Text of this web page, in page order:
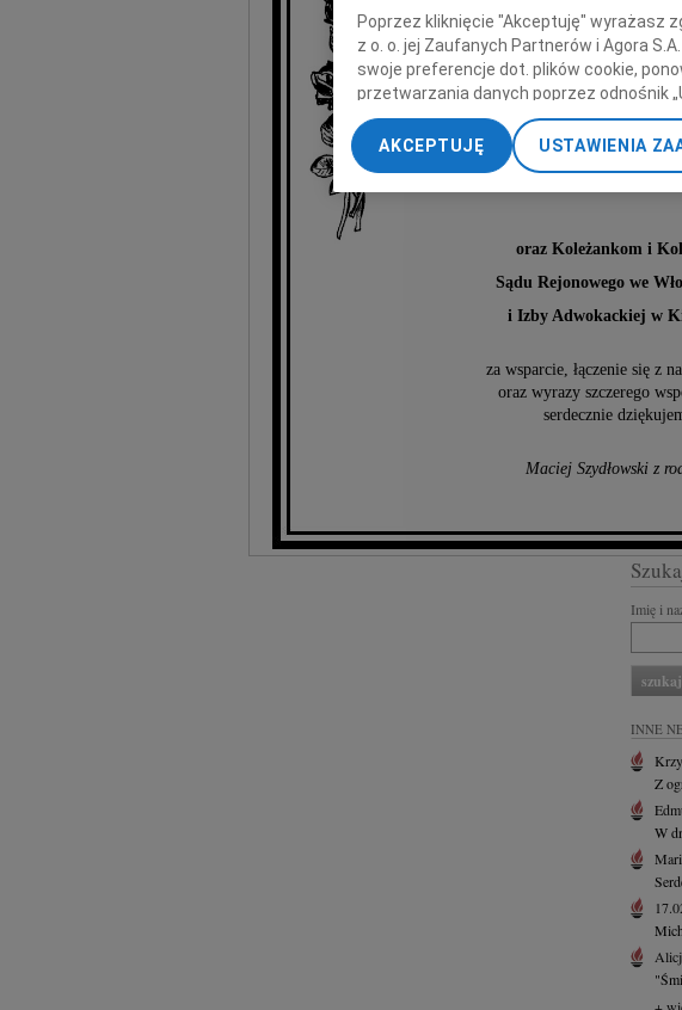
życzliwości, tak licznie
i uroczystości pogrzebowej
Basieńki
Matki i Babci
oraz Koleżankom i
Sądu Rejonowego we
i Izby Adwokackiej w
za wsparcie, łączenie się z
oraz wyrazy szczerego
serdecznie
Maciej Szydłowski z
Imię i
INNE
Z
W
Poprzez kliknięcie "Akceptuję" wyrażasz
z o. o. jej Zaufanych Partnerów i Agora
swoje preferencje dot. plików cookie,
przetwarzania danych poprzez odnośnik
„Ustawienia zaawansowane”. Zmiana
My, nasi Zaufani Partnerzy i Agora S.A.
dokładnych danych geolokalizacyjnych.
Przechowywanie informacji na
treści, badnie odbiorców i ulepszanie usług.
USTAWIENIA
AKCEPTUJĘ